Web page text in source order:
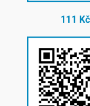
111 Kč